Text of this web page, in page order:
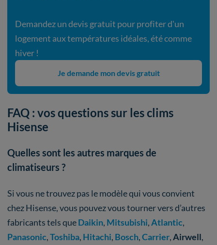
Demandez un devis gratuit pour profiter d'un
logement aux températures idéales, été comme
hiver !
Je demande mon devis gratuit
FAQ : vos questions sur les clims
Hisense
Quelles sont les autres marques de
climatiseurs ?
Si vous ne trouvez pas le modèle qui vous convient
chez Hisense, vous pouvez vous tourner vers d’autres
fabricants tels queDaikin, Mitsubishi,Atlantic,
Panasonic,Toshiba, Hitachi, Bosch,Carrier,Airwell,